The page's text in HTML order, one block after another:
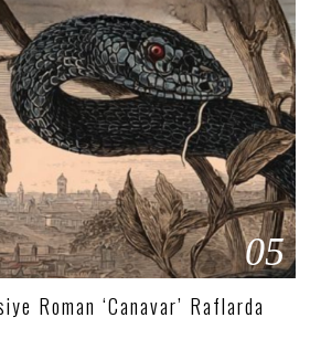
05
Roman ‘Canavar’ Raflarda